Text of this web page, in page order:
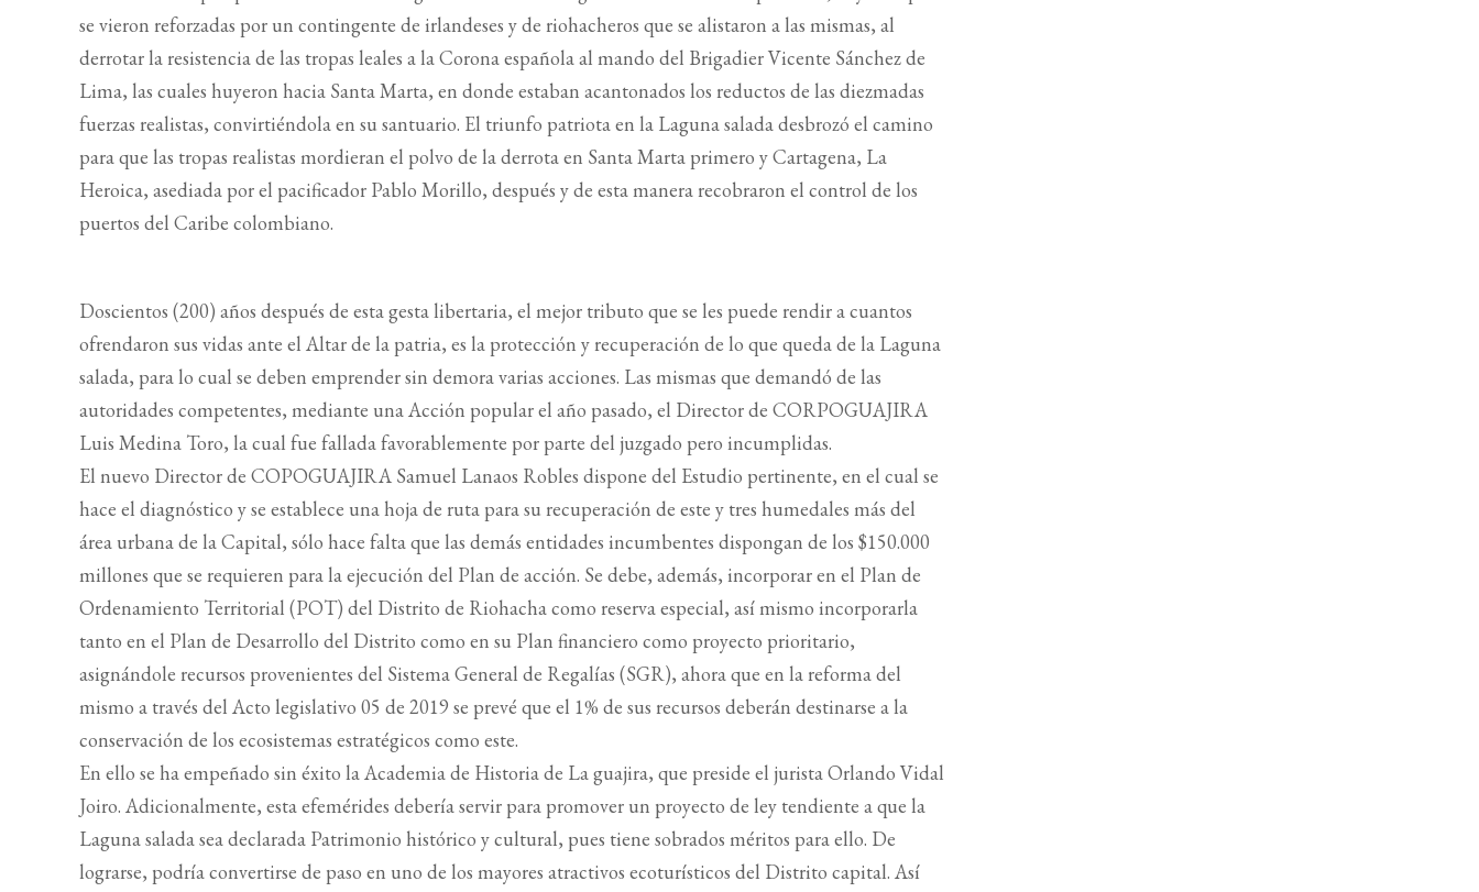
se vieron reforzadas por un contingente de irlandeses y de riohacheros que se alistaron a las mismas, al
derrotar la resistencia de las tropas leales a la Corona española al mando del Brigadier Vicente Sánchez de
Lima, las cuales huyeron hacia Santa Marta, en donde estaban acantonados los reductos de las diezmadas
fuerzas realistas, convirtiéndola en su santuario. El triunfo patriota en la Laguna salada desbrozó el camino
para que las tropas realistas mordieran el polvo de la derrota en Santa Marta primero y Cartagena, La
Heroica, asediada por el pacificador Pablo Morillo, después y de esta manera recobraron el control de los
puertos del Caribe colombiano.
Doscientos (200) años después de esta gesta libertaria, el mejor tributo que se les puede rendir a cuantos
ofrendaron sus vidas ante el Altar de la patria, es la protección y recuperación de lo que queda de la Laguna
salada, para lo cual se deben emprender sin demora varias acciones. Las mismas que demandó de las
autoridades competentes, mediante una Acción popular el año pasado, el Director de CORPOGUAJIRA
Luis Medina Toro, la cual fue fallada favorablemente por parte del juzgado pero incumplidas.
El nuevo Director de COPOGUAJIRA Samuel Lanaos Robles dispone del Estudio pertinente, en el cual se
hace el diagnóstico y se establece una hoja de ruta para su recuperación de este y tres humedales más del
área urbana de la Capital, sólo hace falta que las demás entidades incumbentes dispongan de los $150.000
millones que se requieren para la ejecución del Plan de acción. Se debe, además, incorporar en el Plan de
Ordenamiento Territorial (POT) del Distrito de Riohacha como reserva especial, así mismo incorporarla
tanto en el Plan de Desarrollo del Distrito como en su Plan financiero como proyecto prioritario,
asignándole recursos provenientes del Sistema General de Regalías (SGR), ahora que en la reforma del
mismo a través del Acto legislativo 05 de 2019 se prevé que el 1% de sus recursos deberán destinarse a la
conservación de los ecosistemas estratégicos como este.
En ello se ha empeñado sin éxito la Academia de Historia de La guajira, que preside el jurista Orlando Vidal
Joiro. Adicionalmente, esta efemérides debería servir para promover un proyecto de ley tendiente a que la
Laguna salada sea declarada Patrimonio histórico y cultural, pues tiene sobrados méritos para ello. De
lograrse, podría convertirse de paso en uno de los mayores atractivos ecoturísticos del Distrito capital. Así